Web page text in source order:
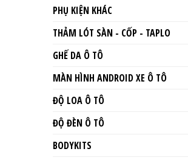
PHỤ KIỆN KHÁC
THẢM LÓT SÀN - CỐP - TAPLO
GHẾ DA Ô TÔ
MÀN HÌNH ANDROID XE Ô TÔ
ĐỘ LOA Ô TÔ
ĐỘ ĐÈN Ô TÔ
BODYKITS